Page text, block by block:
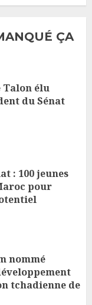
ÇA
Talon élu
du Sénat
: 100 jeunes
pour
nommé
tchadienne de